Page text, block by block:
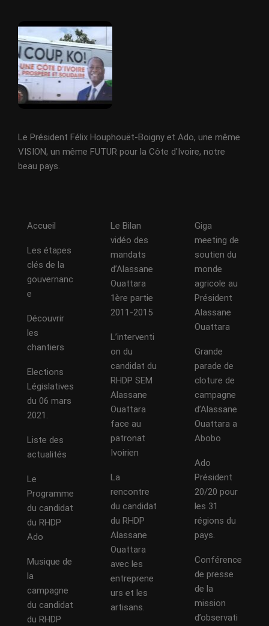
Le Président Félix Houphouët-Boigny et Ado, une même
VISION, un même FUTUR pour la Côte d'Ivoire, notre
beau pays.
Accueil
Les étapes
clés de la
gouvernanc
e
Découvrir
les
chantiers
Elections
Législatives
du 06 mars
2021.
Liste des
actualités
Le
Programme
du candidat
du RHDP
Ado
Musique de
la
campagne
du candidat
du RHDP
Le Bilan
vidéo des
mandats
d’Alassane
Ouattara
1ère partie
2011-2015
L’interventi
on du
candidat du
RHDP SEM
Alassane
Ouattara
face au
patronat
Ivoirien
La
rencontre
du candidat
du RHDP
Alassane
Ouattara
avec les
entreprene
urs et les
artisans.
Giga
meeting de
soutien du
monde
agricole au
Président
Alassane
Ouattara
Grande
parade de
cloture de
campagne
d’Alassane
Ouattara a
Abobo
Ado
Président
20/20 pour
les 31
régions du
pays.
Conférence
de presse
de la
mission
d’observati